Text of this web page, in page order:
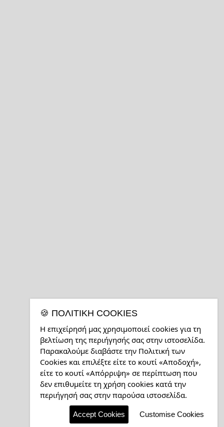
🍪 ΠΟΛΙΤΙΚΉ COOKIES
Η επιχείρησή μας χρησιμοποιεί cookies για τη
βελτίωση της περιήγησής σας στην ιστοσελίδα.
Παρακαλούμε διαβάστε την Πολιτική των
Cookies και επιλέξτε είτε το κουτί «Αποδοχή»,
είτε το κουτί «Απόρριψη» σε περίπτωση που
δεν επιθυμείτε τη χρήση cookies κατά την
περιήγησή σας στην παρούσα ιστοσελίδα.
Accept Cookies Customise Cookies